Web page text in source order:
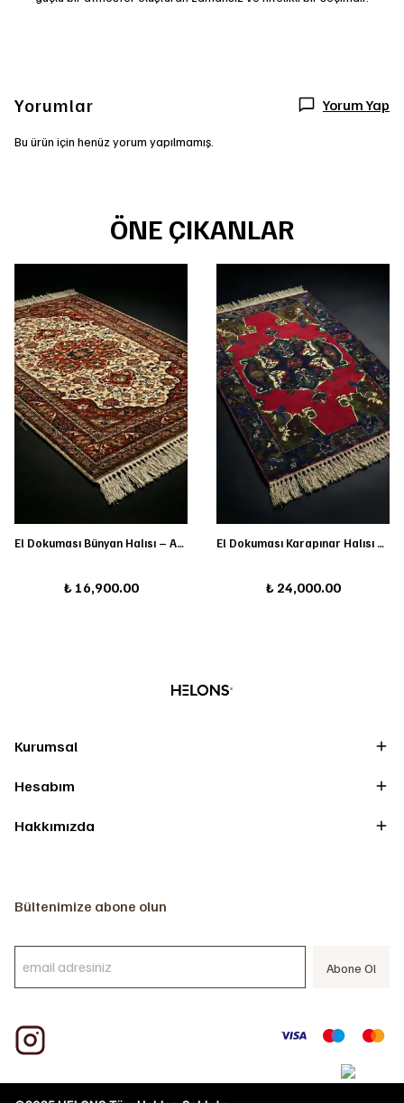
Yorumlar Yorum Yap
Bu ürün için henüz yorum yapılmamış.
ÖNE ÇIKANLAR
El Dokuması Bünyan Halısı – Anadolu’nun İnce İşçiliği
₺ 16,900.00
El Dokuması Karapınar Halısı – Zamansız Anadolu Motifleri
₺ 24,000.00
Kurumsal
Hesabım
Hakkımızda
Bültenimize abone olun
Abone Ol